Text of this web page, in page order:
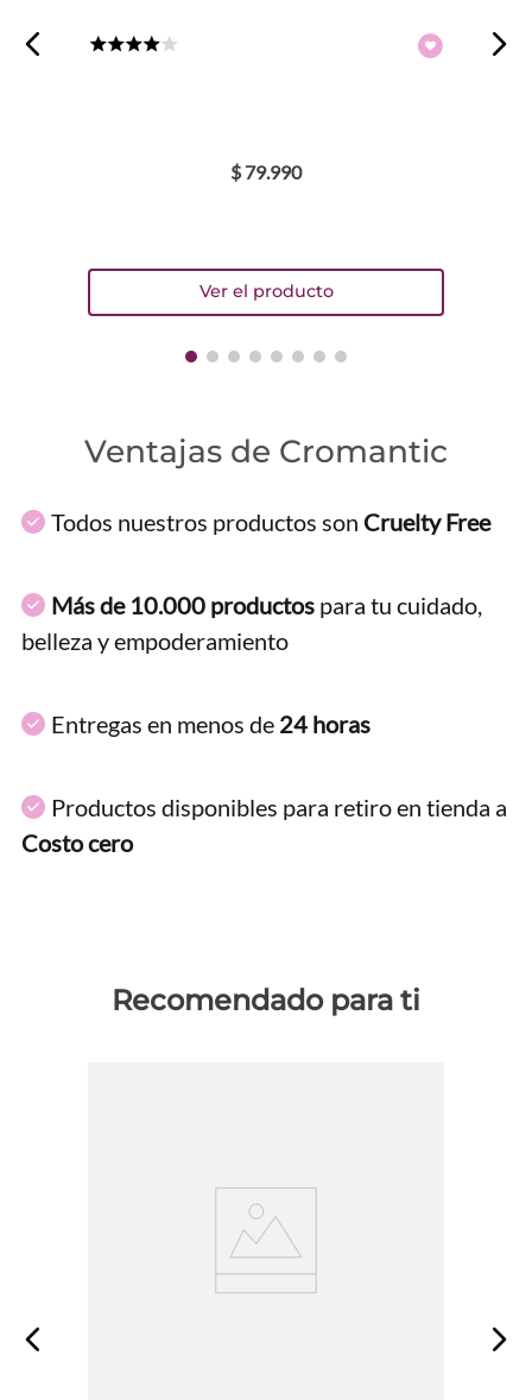
$ 79.990
Ventajas de Cromantic
Todos nuestros productos son Cruelty Free
Más de 10.000 productos para tu cuidado,
belleza y empoderamiento
Entregas en menos de 24 horas
Productos disponibles para retiro en tienda a
Costo cero
Recomendado para ti